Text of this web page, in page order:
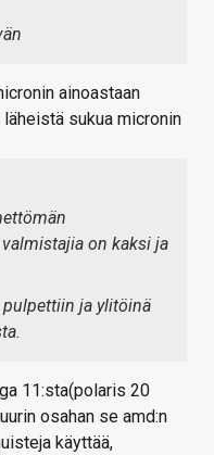
ainoastaan
sukua micronin
on kaksi ja
pulpettiin ja ylitöinä
11:sta(polaris 20
osahan se amd:n
käyttää,